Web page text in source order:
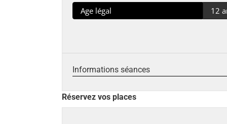
Age légal 12
Informations séances
Réservez vos places